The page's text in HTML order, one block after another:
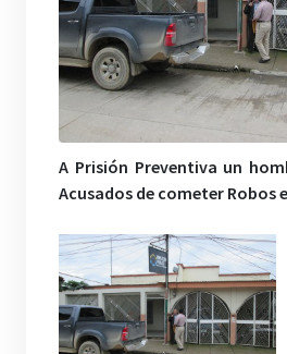
A Prisión Preventiva un
Acusados de cometer Robos